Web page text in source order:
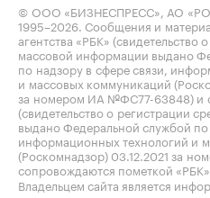
© ООО «БИЗНЕСПРЕСС», АО
1995–2026 . Сообщения и
агентства «РБК» (свидетельство
массовой информации выдано
по надзору в сфере связи,
и массовых коммуникаций
за номером ИА №ФС77-63848) и
(свидетельство о регистрации
выдано Федеральной службой по
информационных технологий и
(Роскомнадзор) 03.12.2021 за
сопровождаются пометкой «РБК».
Владельцем сайта является